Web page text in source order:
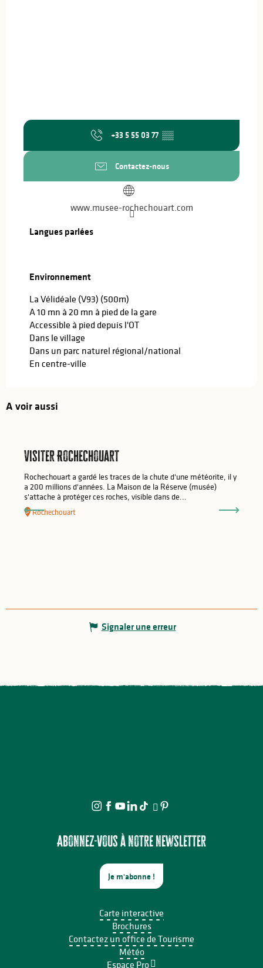
+33 5 55 03 77 ▒▒
Contactez-nous
www.musee-rochechouart.com
Langues parlées
Langues parlées
Environnement
Environnement
La Vélidéale (V93) (500m)
A 10 mn à 20 mn à pied de la gare
Accessible à pied depuis l'OT
Dans le village
Dans un parc naturel régional/national
En centre-ville
A voir aussi
Visiter Rochechouart
Rochechouart a gardé les traces de la chute d'une météorite, il y
a 200 millions d'années. La Maison de la Réserve (musée)
s'attache à protéger ces roches, visible dans de...
Rochechouart
Signaler une erreur
Abonnez-vous à notre newsletter
Je m'abonne !
Carte interactive
Brochures
Contactez un office de Tourisme
Météo
Espace Pro